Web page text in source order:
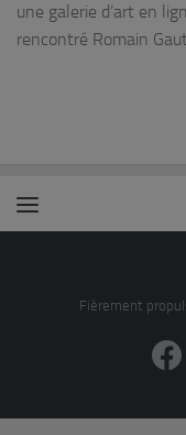
une galerie d’art en
rencontré Romain
Fièrement